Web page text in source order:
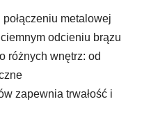
metalowej
odcieniu brązu
różnych wnętrz: od
zapewnia trwałość i